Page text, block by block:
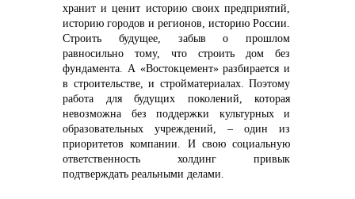
хранит и ценит историю своих предприятий,
историю городов и регионов, историю России.
Строить будущее, забыв о прошлом
равносильно тому, что строить дом без
фундамента. А «Востокцемент» разбирается и
в строительстве, и стройматериалах. Поэтому
работа для будущих поколений, которая
невозможна без поддержки культурных и
образовательных учреждений, – один из
приоритетов компании. И свою социальную
ответственность холдинг привык
подтверждать реальными делами.